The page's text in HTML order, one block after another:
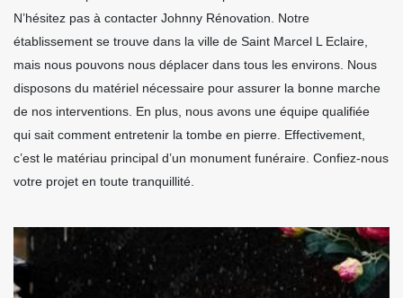
N’hésitez pas à contacter Johnny Rénovation. Notre
établissement se trouve dans la ville de Saint Marcel L Eclaire,
mais nous pouvons nous déplacer dans tous les environs. Nous
disposons du matériel nécessaire pour assurer la bonne marche
de nos interventions. En plus, nous avons une équipe qualifiée
qui sait comment entretenir la tombe en pierre. Effectivement,
c’est le matériau principal d’un monument funéraire. Confiez-nous
votre projet en toute tranquillité.